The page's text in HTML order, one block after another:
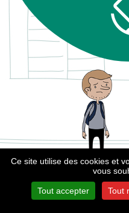
Ce site utilise des cookies et
vous
Tout accepter Tout